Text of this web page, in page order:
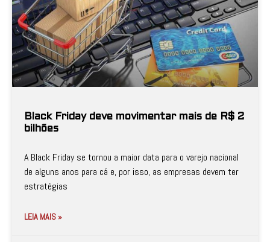
Black Friday deve movimentar mais de R$ 2
bilhões
A Black Friday se tornou a maior data para o varejo nacional
de alguns anos para cá e, por isso, as empresas devem ter
estratégias
LEIA MAIS »